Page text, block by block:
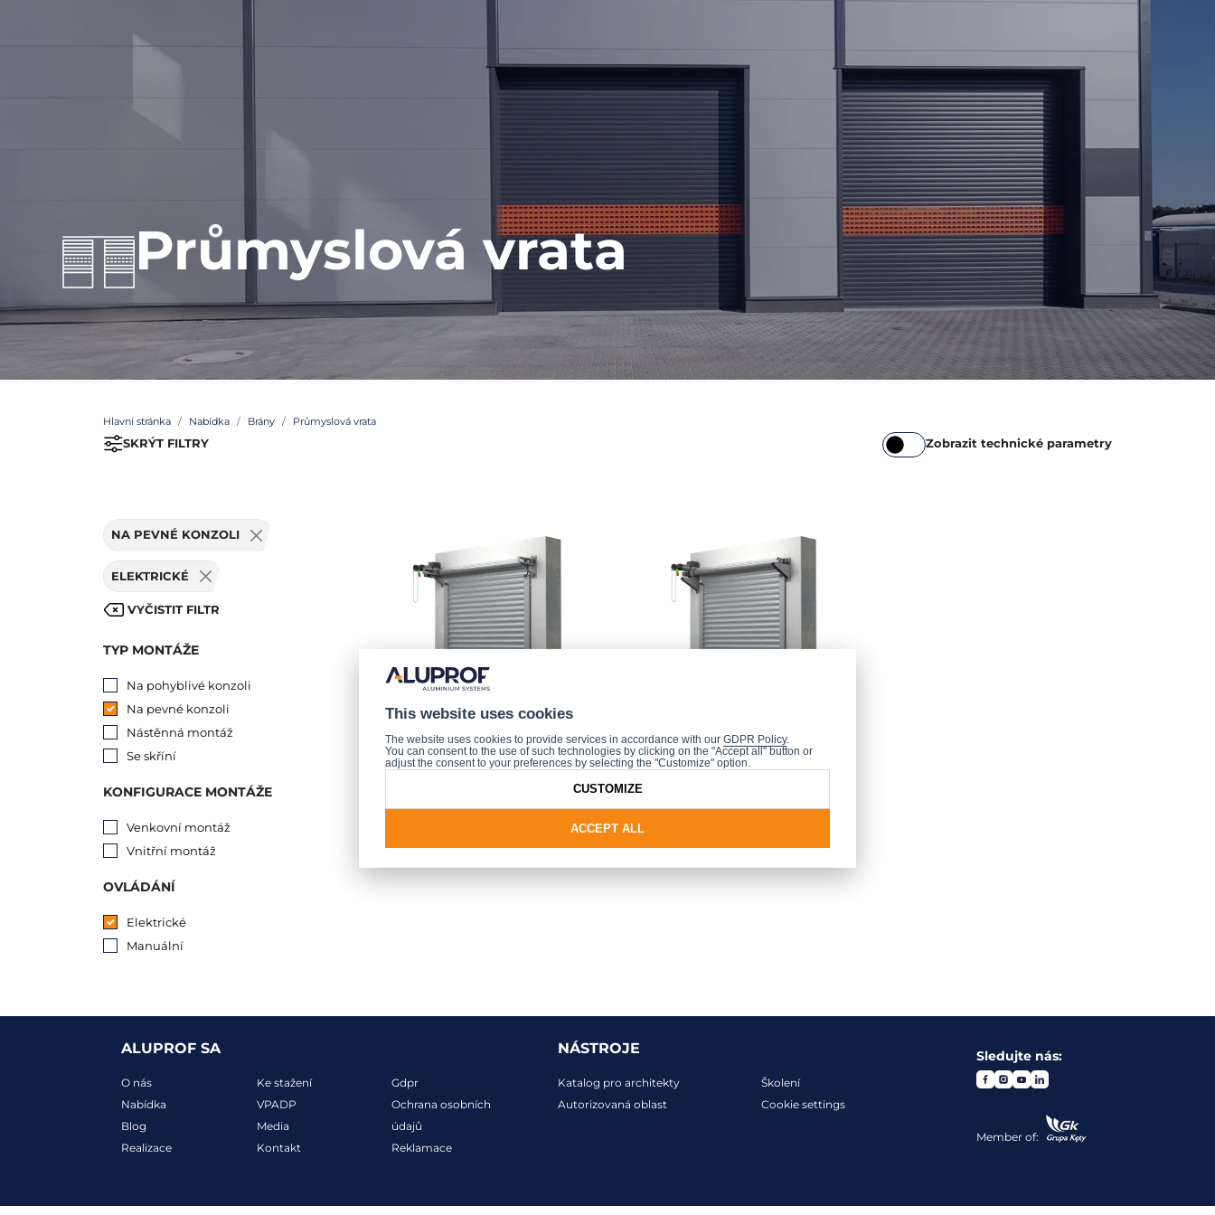
Průmyslová vrata
Hlavní stránka Nabídka Brány Průmyslová vrata
SKRÝT FILTRY Zobrazit technické parametry
NA PEVNÉ KONZOLI
ELEKTRICKÉ
VYČISTIT FILTR
TYP MONTÁŽE
Na pohyblivé konzoli
Na pevné konzoli
Nástěnná montáž
Se skříní
KONFIGURACE MONTÁŽE
Venkovní montáž
Vnitřní montáž
OVLÁDÁNÍ
Elektrické
Manuální
BPR/KNJ BPR/KNS
Průmyslová vrata
ALUPROF SA
O nás
Nabídka
Blog
Realizace
Ke stažení
VPADP
Media
Kontakt
Gdpr
Ochrana osobních
údajů
Reklamace
NÁSTROJE
Katalog pro architekty
Autorizovaná oblast
Školení
Cookie settings
Sledujte nás:
Member of:
This website uses cookies
The website uses cookies to provide services in accordance with our GDPR Policy.
You can consent to the use of such technologies by clicking on the "Accept all" button or
adjust the consent to your preferences by selecting the "Customize" option.
ACCEPT ALL
CUSTOMIZE